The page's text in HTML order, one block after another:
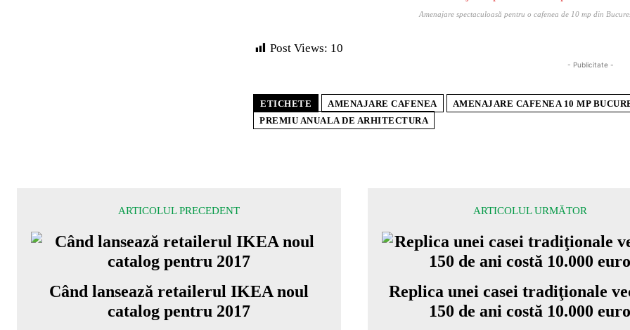
Amenajare spectaculoasă pentru o cafenea de 10 mp din
Post Views: 10
- Publicitate -
ETICHETE AMENAJARE CAFENEA
AMENAJARE CAFENEA 10 MP
PREMIU ANUALA DE ARHITECTURA
ARTICOLUL PRECEDENT
Când lansează retailerul IKEA noul
catalog pentru 2017
ARTICOLUL URMĂTOR
Replica unei casei tradiţionale
150 de ani costă 10.000